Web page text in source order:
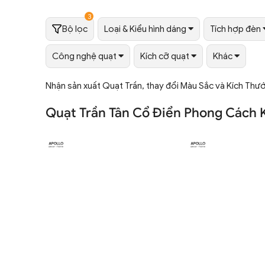
Bộ lọc
3
Loại & Kiểu hình dáng Tích hợp đèn
Công nghệ quạt Kích cỡ quạt Khác
Nhận sản xuất Quạt Trần, thay đổi Màu Sắc và Kích
Quạt Trần Tân Cổ Điển Phong Cách